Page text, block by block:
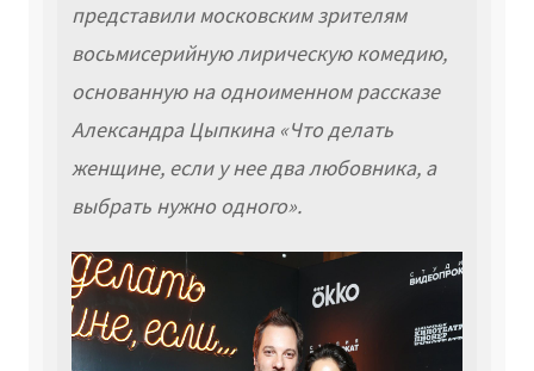
представили московским зрителям
восьмисерийную лирическую комедию,
основанную на одноименном рассказе
Александра Цыпкина «Что делать
женщине, если у нее два любовника, а
выбрать нужно одного».